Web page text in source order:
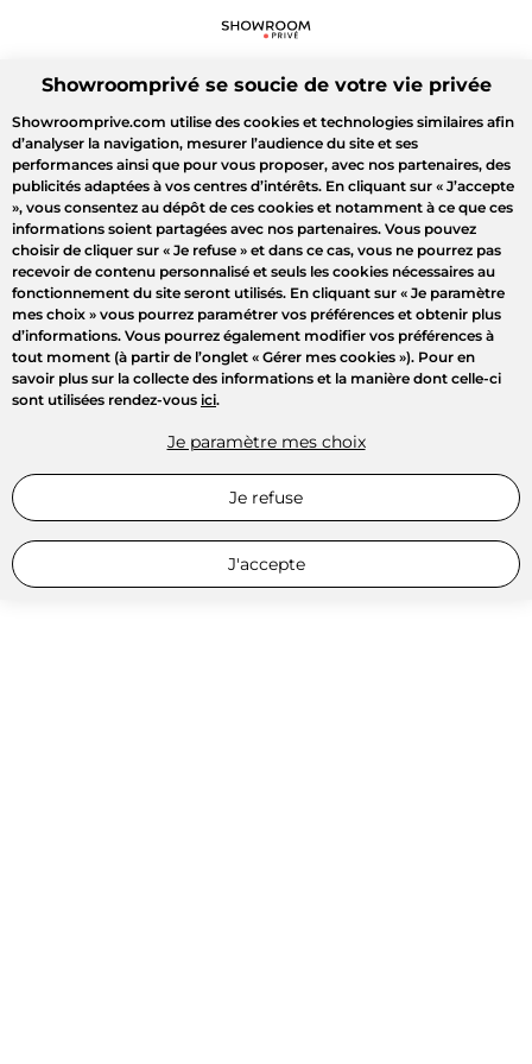
Showroomprivé se soucie de votre vie privée
Showroomprive.com utilise des cookies et technologies similaires afin
d’analyser la navigation, mesurer l’audience du site et ses
performances ainsi que pour vous proposer, avec nos partenaires, des
publicités adaptées à vos centres d’intérêts. En cliquant sur « J’accepte
», vous consentez au dépôt de ces cookies et notamment à ce que ces
informations soient partagées avec nos partenaires. Vous pouvez
choisir de cliquer sur « Je refuse » et dans ce cas, vous ne pourrez pas
recevoir de contenu personnalisé et seuls les cookies nécessaires au
fonctionnement du site seront utilisés. En cliquant sur « Je paramètre
mes choix » vous pourrez paramétrer vos préférences et obtenir plus
d’informations. Vous pourrez également modifier vos préférences à
tout moment (à partir de l’onglet « Gérer mes cookies »). Pour en
savoir plus sur la collecte des informations et la manière dont celle-ci
sont utilisées rendez-vous ici.
Je paramètre mes choix
Je refuse
J'accepte